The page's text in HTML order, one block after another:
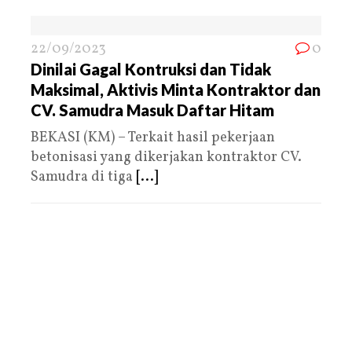
22/09/2023 0
Dinilai Gagal Kontruksi dan Tidak
Maksimal, Aktivis Minta Kontraktor dan
CV. Samudra Masuk Daftar Hitam
BEKASI (KM) – Terkait hasil pekerjaan
betonisasi yang dikerjakan kontraktor CV.
Samudra di tiga [...]